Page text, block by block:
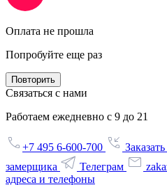
Оплата не прошла
Попробуйте еще раз
Повторить
Связаться с нами
Работаем ежедневно с 9 до 21
+7 495 6-600-700
замерщика
Телеграм
адреса и телефоны